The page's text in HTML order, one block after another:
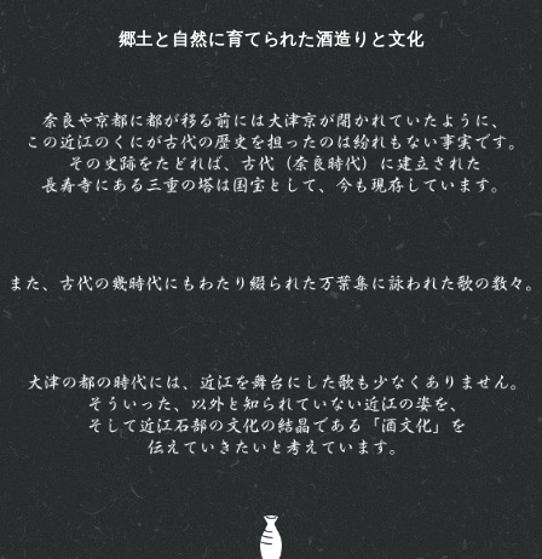
郷土と自然に育てられた酒造りと文化